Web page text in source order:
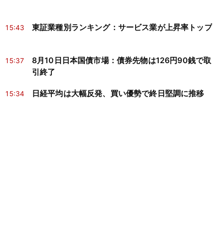
15:43 東証業種別ランキング：サービス業が上昇率トップ
15:37
8月10日日本国債市場：債券先物は126円90銭で取
引終了
15:34 日経平均は大幅反発、買い優勢で終日堅調に推移